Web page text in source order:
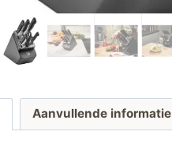
Aanvullende informatie